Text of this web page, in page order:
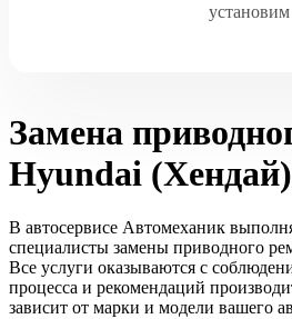
установим
Замена
Hyundai (Хендай)
В автосервисе Автомеханик
специалисты замены приводного
Все услуги оказываются с
процесса и рекомендаций
зависит от марки и модели вашего